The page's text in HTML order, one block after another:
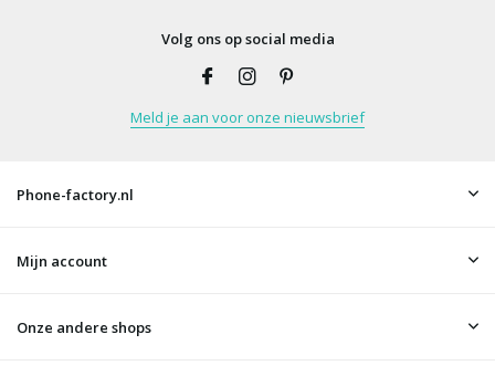
Volg ons op social media
Meld je aan voor onze nieuwsbrief
Phone-factory.nl
Mijn account
Onze andere shops